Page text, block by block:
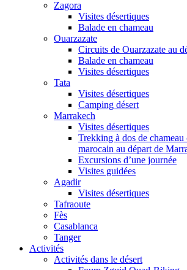
Zagora
Visites désertiques
Balade en chameau
Ouarzazate
Circuits de Ouarzazate au
Balade en chameau
Visites désertiques
Tata
Visites désertiques
Camping désert
Marrakech
Visites désertiques
Trekking à dos de chameau
marocain au départ de
Excursions d’une journée
Visites guidées
Agadir
Visites désertiques
Tafraoute
Fès
Casablanca
Tanger
Activités
Activités dans le désert